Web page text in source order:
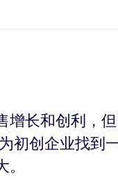
长和创利，但
初创企业找到